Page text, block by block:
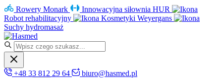
Rowery Monark
Innowacyjna siłownia HUR
Robot rehabilitacyjny
Kosmetyki Weyergans
Suchy hydromasaż
+48 33 812 29 64 biuro@hasmed.pl